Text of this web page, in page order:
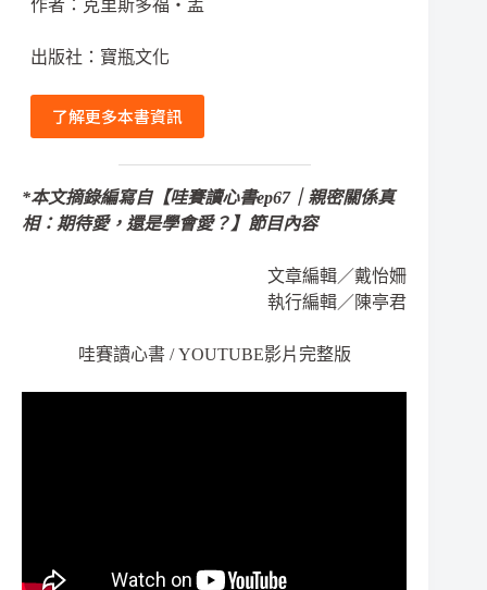
作者：克里斯多福‧孟
出版社：寶瓶文化
了解更多本書資訊
*本文摘錄編寫自【哇賽讀心書ep67｜親密關係真
相：期待愛，還是學會愛？】節目內容
文章編輯／戴怡姍
執行編輯／陳亭君
哇賽讀心書 / YOUTUBE影片完整版